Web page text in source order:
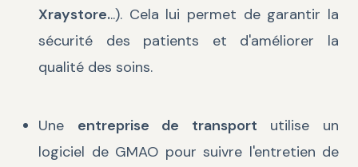
Xraystore...). Cela lui permet de garantir la
sécurité des patients et d'améliorer la
qualité des soins.
Une entreprise de transport utilise un
logiciel de GMAO pour suivre l'entretien de